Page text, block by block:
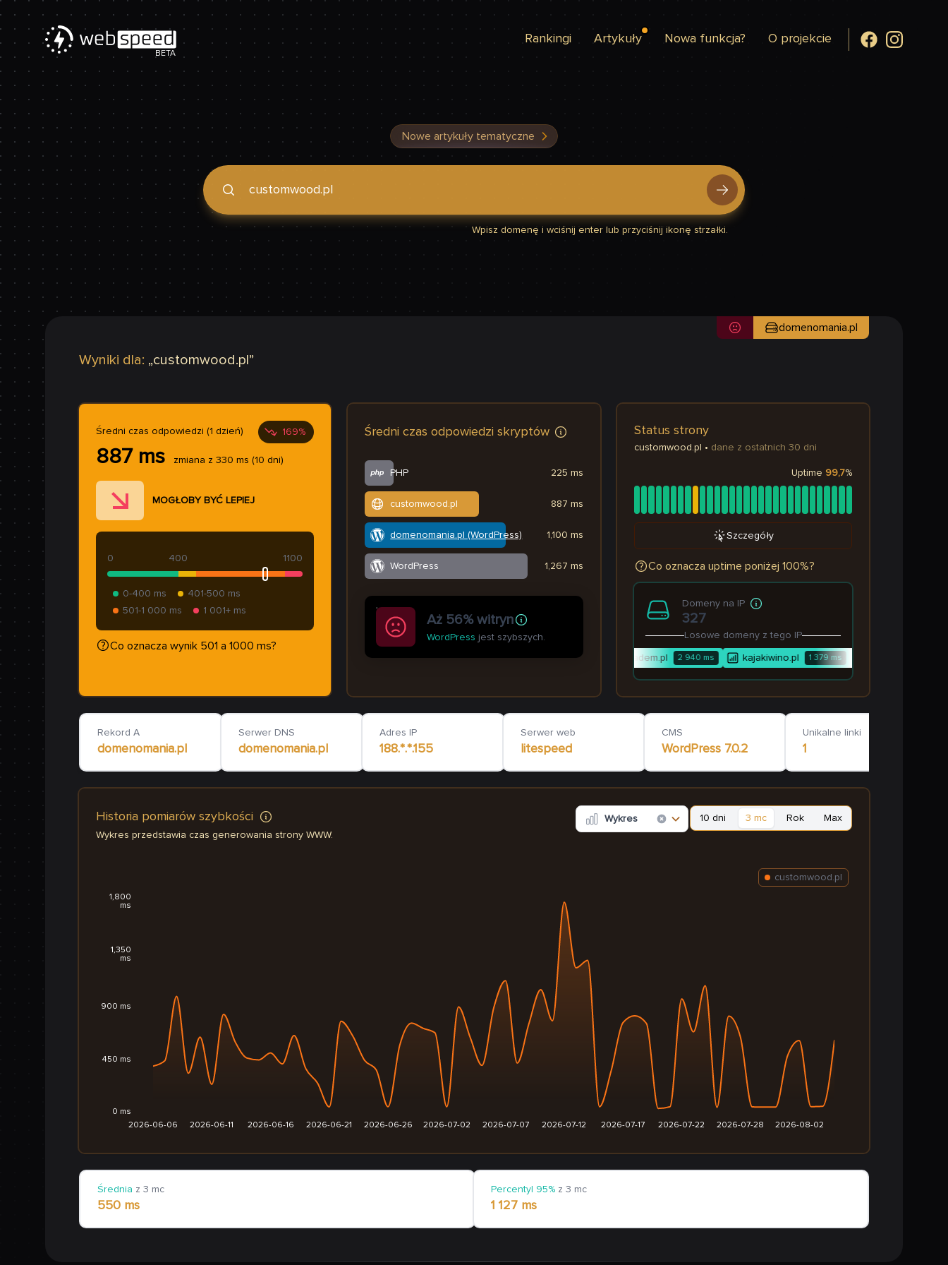
BETA
Rankingi Artykuły Nowa funkcja? O projekcie
Nowe artykuły tematyczne
Podaj domenę, by sprawdzić, czy Twoja strona jest szybka
Wpisz domenę i wciśnij enter lub przyciśnij ikonę strzałki.
Wyniki dla: „customwood.pl ”
domenomania.pl
Średni czas odpowiedzi (1 dzień) 169%
887ms zmiana z 330 ms (10 dni)
MOGŁOBY BYĆ LEPIEJ
400
0 1100
0-400 ms
401-500 ms
501-1 000 ms
1 001+ ms
Co oznacza wynik 501 a 1000 ms?
Średni czas odpowiedzi skryptów
PHP
customwood.pl
domenomania.pl (WordPress)
WordPress
225 ms
887 ms
1,100 ms
1,267 ms
Aż 56% witryn
WordPress jest szybszych.
Status strony
customwood.pl • dane z ostatnich 30 dni
Uptime 99,7%
Szczegóły
Co oznacza uptime poniżej 100%?
Domeny na IP
327
Losowe domeny z tego IP
meblenowywymiar.pl 1 260ms lemkowskimsladem.pl 2 940ms kajakiwino.pl 1 379ms
Rekord A
domenomania.pl
Serwer DNS
domenomania.pl
Adres IP
188.*.*.155
Serwer web
litespeed
CMS
WordPress 7.0.2
Unikalne linki
1
Historia pomiarów szybkości
Wykres przedstawia czas generowania strony WWW.
Wykres 10 dni 3 mc Rok Max
2026-06-06 2026-06-11 2026-06-16 2026-06-21 2026-06-26 2026-07-02 2026-07-07 2026-07-12 2026-07-17 2026-07-22 2026-07-28 2026-08-02
0 ms
450 ms
900 ms
1,350
ms
1,800
ms
customwood.pl
Średnia z 3 mc
550 ms
Percentyl 95% z 3 mc
1 127 ms